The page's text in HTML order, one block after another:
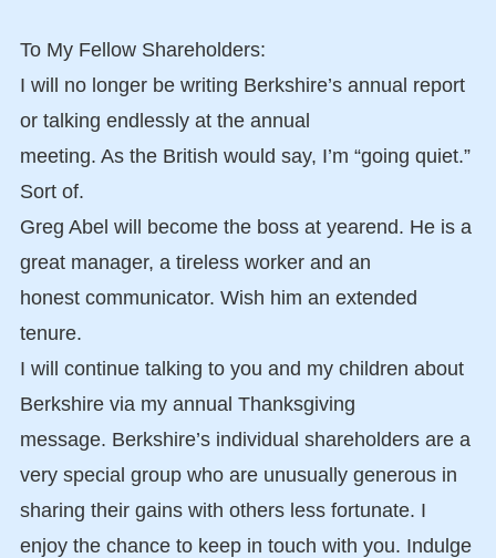
To My Fellow Shareholders:
I will no longer be writing Berkshire’s annual report
or talking endlessly at the annual
meeting. As the British would say, I’m “going quiet.”
Sort of.
Greg Abel will become the boss at yearend. He is a
great manager, a tireless worker and an
honest communicator. Wish him an extended
tenure.
I will continue talking to you and my children about
Berkshire via my annual Thanksgiving
message. Berkshire’s individual shareholders are a
very special group who are unusually generous in
sharing their gains with others less fortunate. I
enjoy the chance to keep in touch with you. Indulge